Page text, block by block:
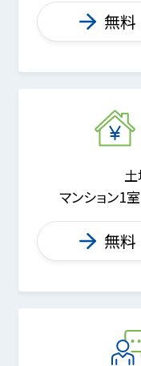
無料
土
マンション1
無料